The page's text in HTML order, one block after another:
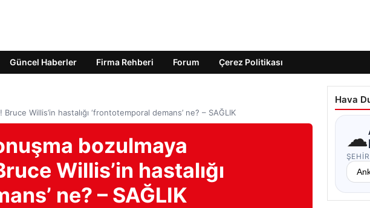
Güncel Haberler Firma Rehberi Forum Çerez Politikası
Willis’in hastalığı ‘frontotemporal demans’ ne? – SAĞLIK
bozulmaya
Willis’in hastalığı
ne? – SAĞLIK
Hava
☁